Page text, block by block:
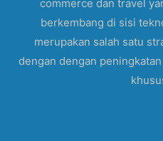
commerce dan travel
berkembang di sisi
merupakan salah satu
dengan dengan